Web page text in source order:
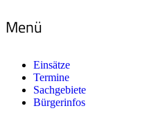
Menü
Einsätze
Termine
Sachgebiete
Bürgerinfos